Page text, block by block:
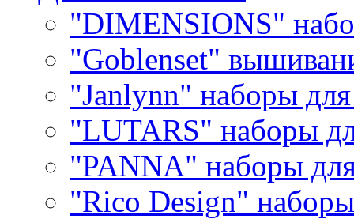
"DIMENSIONS"
"Goblenset"
"Janlynn" наборы
"LUTARS" наборы
"PANNA" наборы
"Rico Design"